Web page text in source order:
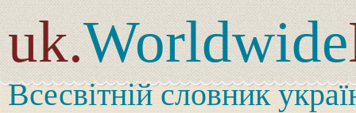
uk.Worldwide
Всесвітній словник